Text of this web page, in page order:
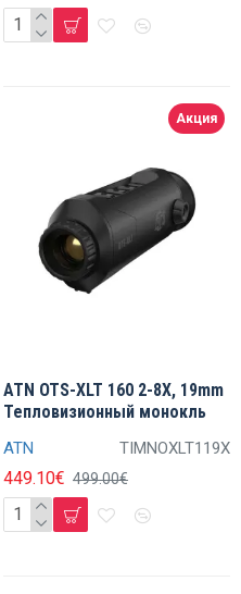
Акция
ATN TIMNOXLT119X
ATN OTS-XLT 160 2-8X, 19mm
Тепловизионный монокль
449.10€ 499.00€